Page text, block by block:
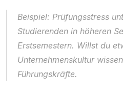
Beispiel: Prüfungsstress
Studierenden in höheren
Erstsemestern. Willst du
Unternehmenskultur
Führungskräfte.